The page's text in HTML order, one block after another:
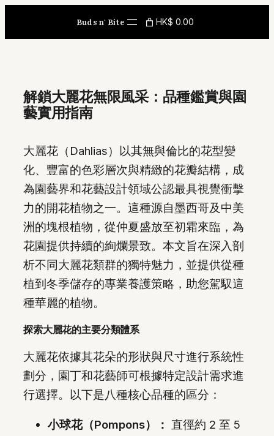
content
Buds n' Bite HK$ 0.00
解鎖大麗花無限風采：品種鑑賞與園
藝實用指南
大麗花（Dahlias）以其無與倫比的花型變
化、豐富的色彩層次與精緻的花瓣結構，成
為園藝界和花藝設計領域公認最具視覺衝擊
力的開花植物之一。這種源自墨西哥及中美
洲的塊根植物，從仲夏盛放至初霜來臨，為
花園提供持續的絢爛景致。本文旨在深入剖
析不同大麗花類群的獨特魅力，並提供從種
植到冬季儲存的專業養護策略，助您駕馭這
種華麗的植物。
探索大麗花的主要分類體系
大麗花依據其花朵的形狀與尺寸進行系統性
劃分，園丁和花藝師可根據特定設計需求進
行選擇。以下是八種核心品種的區分：
小球花（Pompons）： 直徑約 2 至 5